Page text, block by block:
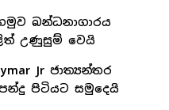
බන්ධනාගාරය
උණුසුම් වෙයි
Jr ජාත්‍යන්තර
පිටියට සමුදෙයි